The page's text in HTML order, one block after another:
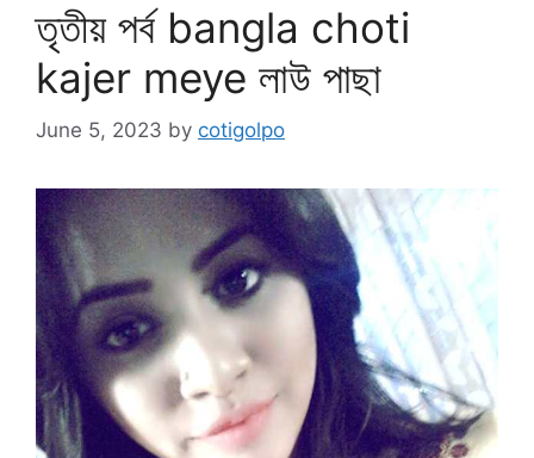
তৃতীয় পর্ব bangla choti
kajer meye লাউ পাছা
June 5, 2023 by cotigolpo